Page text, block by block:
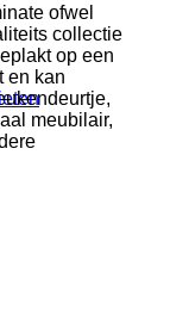
ofwel
collectie
op een
en kan
meubilair,